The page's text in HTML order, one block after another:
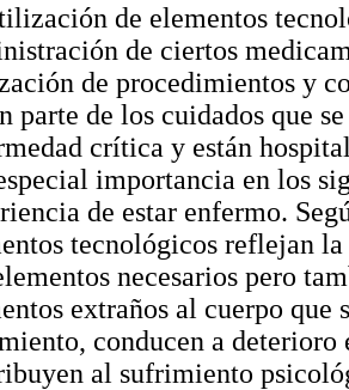
de elementos
de ciertos
de procedimientos y
parte de los cuidados que
crítica y están
importancia en los
de estar enfermo.
tecnológicos reflejan
necesarios pero
extraños al cuerpo
conducen a
al sufrimiento